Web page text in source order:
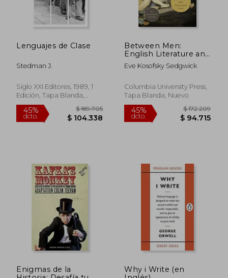
45%
dcto.
Lenguajes de Clase
Stedman J.
Siglo XXI Editores, 1989, 1
Edición, Tapa Blanda,
Nuevo
Between Men:
English Literature and
Male Homosocial
Desire (Gender and
Eve Kosofsky Sedgwick
Columbia University Press,
Tapa Blanda, Nuevo
Enigmas de la
Why i Write (en